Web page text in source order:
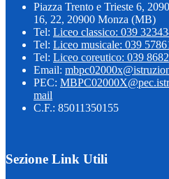
Piazza Trento e Trieste 6,
16, 22, 20900 Monza (MB)
Tel: Liceo classico: 039
Tel: Liceo musicale: 039
Tel: Liceo coreutico: 039
Email:
PEC:
mail
C.F.: 85011350155
Sezione Link Utili